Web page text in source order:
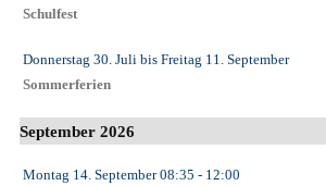
Schulfest
Donnerstag 30. Juli bis Freitag 11. September
Sommerferien
September 2026
Montag 14. September08:35 - 12:00